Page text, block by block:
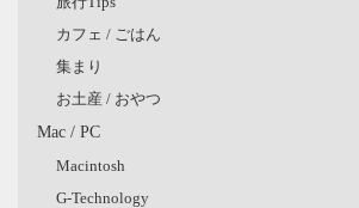
カフェ / ごはん
集まり
お土産 / おやつ
Mac / PC
Macintosh
G-Technology